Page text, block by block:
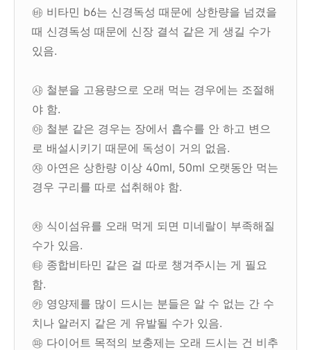
㉳ 비타민 b6는 신경독성 때문에 상한량을 넘겼을
때 신경독성 때문에 신장 결석 같은 게 생길 수가
있음.
㉴ 철분을 고용량으로 오래 먹는 경우에는 조절해
야 함.
㉵ 철분 같은 경우는 장에서 흡수를 안 하고 변으
로 배설시키기 때문에 독성이 거의 없음.
㉶ 아연은 상한량 이상 40ml, 50ml 오랫동안 먹는
경우 구리를 따로 섭취해야 함.
㉷ 식이섬유를 오래 먹게 되면 미네랄이 부족해질
수가 있음.
㉹ 종합비타민 같은 걸 따로 챙겨주시는 게 필요
함.
㉸ 영양제를 많이 드시는 분들은 알 수 없는 간 수
치나 알러지 같은 게 유발될 수가 있음.
㉺ 다이어트 목적의 보충제는 오래 드시는 건 비추